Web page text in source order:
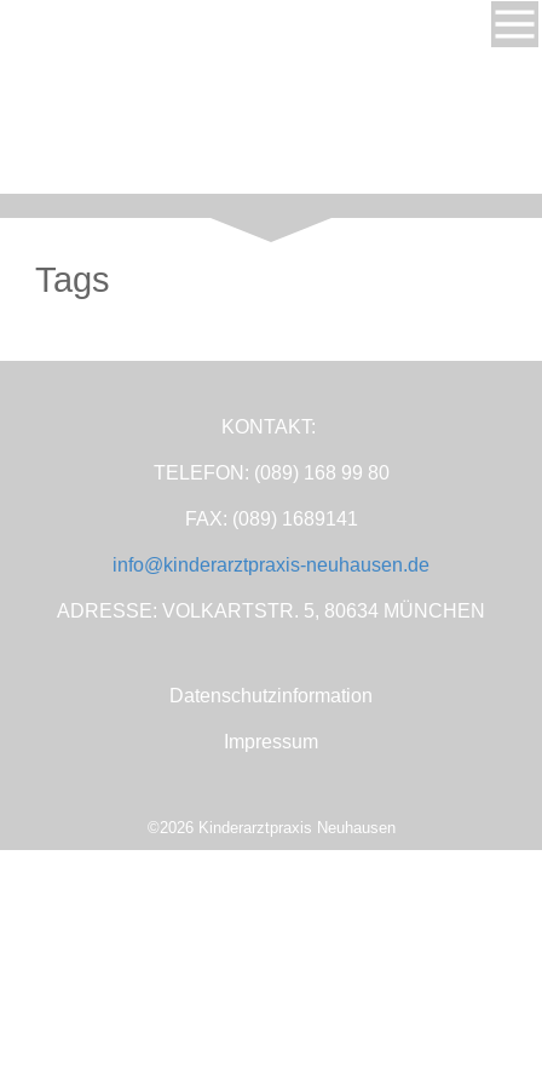
Tags
KONTAKT:
TELEFON: (089) 168 99 80
FAX: (089) 1689141
info@kinderarztpraxis-neuhausen.de
ADRESSE: VOLKARTSTR. 5, 80634 MÜNCHEN
Datenschutzinformation
Impressum
©2026 Kinderarztpraxis Neuhausen